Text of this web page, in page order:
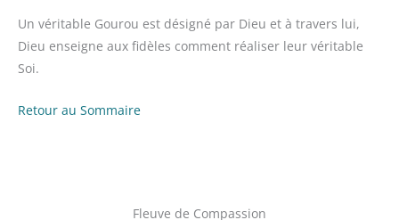
Un véritable Gourou est désigné par Dieu et à travers lui,
Dieu enseigne aux fidèles comment réaliser leur véritable
Soi.
Retour au Sommaire
Fleuve de Compassion